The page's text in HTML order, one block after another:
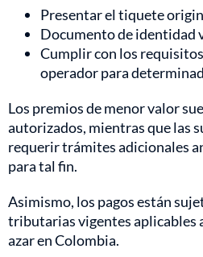
Presentar el tiquete
Documento de identidad
Cumplir con los
operador para
Los premios de menor valor
autorizados, mientras que las
requerir trámites adicionales
para tal fin.
Asimismo, los pagos están
tributarias vigentes aplicables
azar en Colombia.